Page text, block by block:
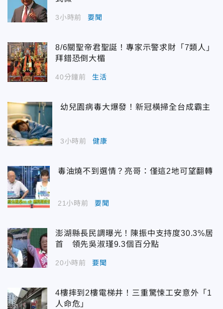
3小時前 要聞
8/6關聖帝君聖誕！專家示警求財「7類人」
拜錯恐倒大楣
40分鐘前 生活
幼兒園病毒大爆發！新冠橫掃全台成霸主
3小時前 健康
毒油燒不到選情？亮哥：僅這2地可望翻轉
21小時前 要聞
澎湖縣長民調曝光！陳振中支持度30.3%居
首 領先吳淑瑾9.3個百分點
20小時前 要聞
4樓摔到2樓電梯井！三重驚悚工安意外「1
人命危」